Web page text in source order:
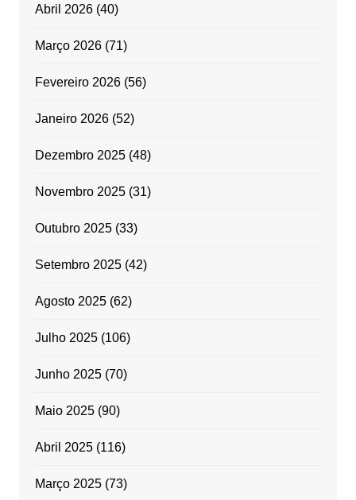
Abril 2026(40)
Março 2026(71)
Fevereiro 2026(56)
Janeiro 2026(52)
Dezembro 2025(48)
Novembro 2025(31)
Outubro 2025(33)
Setembro 2025(42)
Agosto 2025(62)
Julho 2025(106)
Junho 2025(70)
Maio 2025(90)
Abril 2025(116)
Março 2025(73)